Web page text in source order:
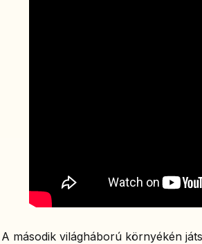
A második világháború környékén